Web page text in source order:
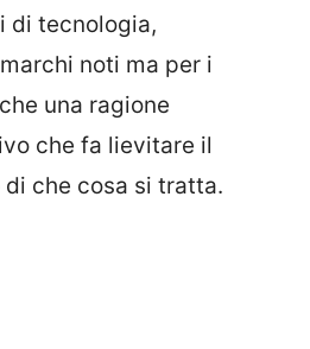
di tecnologia,
noti ma per i
una ragione
che fa lievitare il
che cosa si tratta.